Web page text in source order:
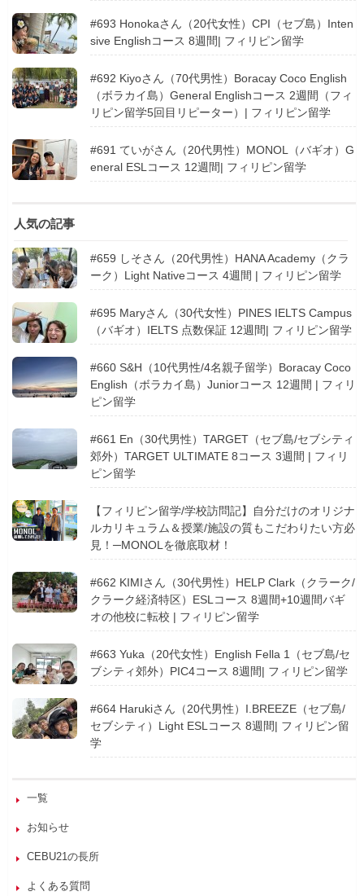
#693 Honokaさん（20代女性）CPI（セブ島）Inten
sive Englishコース 8週間| フィリピン留学
#692 Kiyoさん（70代男性）Boracay Coco English
（ボラカイ島）General Englishコース 2週間（フィ
リピン留学5回目リピーター）| フィリピン留学
#691 ていがさん（20代男性）MONOL（バギオ）G
eneral ESLコース 12週間| フィリピン留学
人気の記事
#659 しそさん（20代男性）HANA Academy（クラ
ーク）Light Nativeコース 4週間 | フィリピン留学
#695 Maryさん（30代女性）PINES IELTS Campus
（バギオ）IELTS 点数保証 12週間| フィリピン留学
#660 S&H（10代男性/4名親子留学）Boracay Coco
English（ボラカイ島）Juniorコース 12週間 | フィリ
ピン留学
#661 En（30代男性）TARGET（セブ島/セブシティ
郊外）TARGET ULTIMATE 8コース 3週間 | フィリ
ピン留学
【フィリピン留学/学校訪問記】自分だけのオリジナ
ルカリキュラム＆授業/施設の質もこだわりたい方必
見！─MONOLを徹底取材！
#662 KIMIさん（30代男性）HELP Clark（クラーク/
クラーク経済特区）ESLコース 8週間+10週間バギ
オの他校に転校 | フィリピン留学
#663 Yuka（20代女性）English Fella 1（セブ島/セ
ブシティ郊外）PIC4コース 8週間| フィリピン留学
#664 Harukiさん（20代男性）I.BREEZE（セブ島/
セブシティ）Light ESLコース 8週間| フィリピン留
学
一覧
お知らせ
CEBU21の長所
よくある質問